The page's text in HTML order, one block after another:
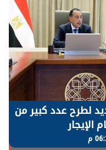
لطرح عدد كبير من
الإيجار